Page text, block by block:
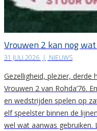
Vrouwen 2 kan nog
31 JULI 2026 | NIEUWS
Gezelligheid, plezier, derde
Vrouwen 2 van Rohda’76.
en wedstrijden spelen op
elf speelster binnen de
wel wat aanwas